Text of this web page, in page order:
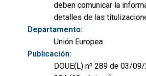
deben comunicar la
detalles de las
Departamento:
Unión Europea
Publicación:
DOUE(L) nº 289 de 03/